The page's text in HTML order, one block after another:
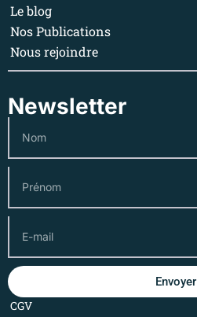
Le blog
Nos Publications
Nous rejoindre
Newsletter
Envoyer
CGV